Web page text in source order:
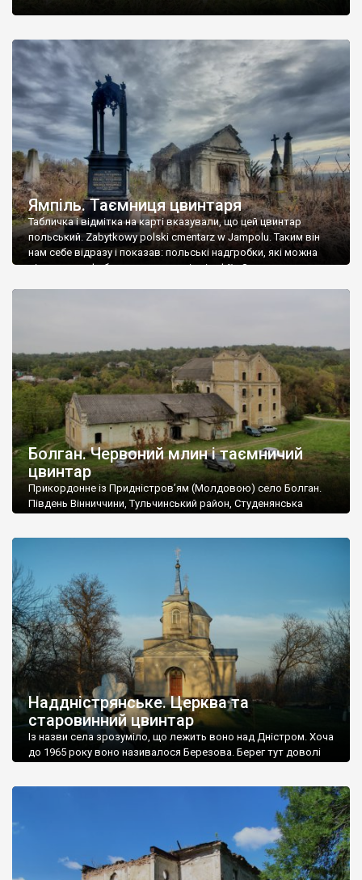
Ямпіль. Таємниця цвинтаря
Табличка і відмітка на карті вказували, що цей цвинтар
польський. Zabytkowy polski cmentarz w Jampolu. Таким він
нам себе відразу і показав: польські надгробки, які можна
віднести до фабричних, польські епітафії… Загалом цвинтар
Болган. Червоний млин і таємничий
цвинтар
Прикордонне із Придністров’ям (Молдовою) село Болган.
Південь Вінниччини, Тульчинський район, Студенянська
старовинний цвинтар із кам’яними хрестами. Всі епітафії, які
збереглися, написані кирилицею, церковнослов’янською
мовою. За всіма традиційними ознаками – цвинтар
український. Хрести датуються 19 століттям. У 1924-1940
роках Болган […]
Наддністрянське. Церква та
старовинний цвинтар
Із назви села зрозуміло, що лежить воно над Дністром. Хоча
до 1965 року воно називалося Березова. Берег тут доволі
Наддністрянське відрізняється від більшості навколишніх
сіл. У селі є мурована Михайлівська церква. Точної дати […]